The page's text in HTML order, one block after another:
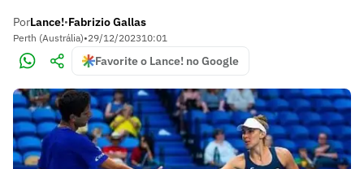
PorLance!•Fabrizio Gallas
Perth (Austrália)•29/12/202310:01
Favorite o Lance! no Google